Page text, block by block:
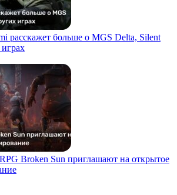
расскажет больше о MGS Delta, Silent
Broken Sun приглашают на открытое